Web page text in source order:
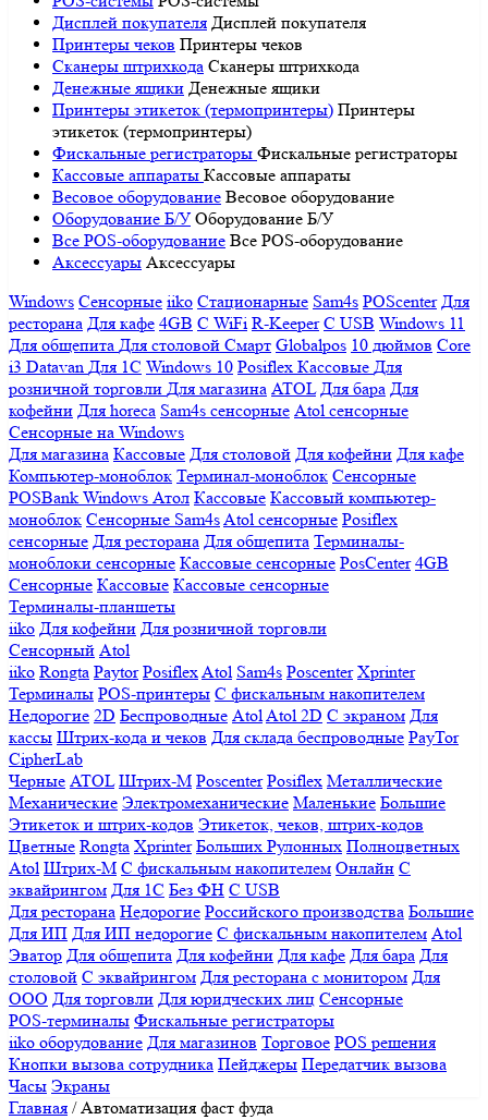
Дисплей покупателя Дисплей покупателя
Принтеры чеков Принтеры чеков
Сканеры штрихкода Сканеры штрихкода
Денежные ящики Денежные ящики
Принтеры этикеток (термопринтеры) Принтеры
этикеток (термопринтеры)
Фискальные регистраторы Фискальные регистраторы
Кассовые аппараты Кассовые аппараты
Весовое оборудование Весовое оборудование
Оборудование Б/У Оборудование Б/У
Все POS-оборудование Все POS-оборудование
Аксессуары Аксессуары
Windows Сенсорные iiko Стационарные Sam4s POScenter Для
ресторана Для кафе 4GB С WiFi R-Keeper С USB Windows 11
Для общепита Для столовой Смарт Globalpos 10 дюймов Core
i3 Datavan Для 1С Windows 10 Posiflex Кассовые Для
розничной торговли Для магазина ATOL Для бара Для
кофейни Для horeca Sam4s сенсорные Atol сенсорные
Сенсорные на Windows
Для магазина Кассовые Для столовой Для кофейни Для кафе
Компьютер-моноблок Терминал-моноблок Сенсорные
POSBank Windows Атол Кассовые Кассовый компьютер-
моноблок Сенсорные Sam4sAtol сенсорные Posiflex
сенсорные Для ресторана Для общепита Терминалы-
моноблоки сенсорные Кассовые сенсорные PosCenter 4GB
Сенсорные Кассовые Кассовые сенсорные
Терминалы-планшеты
iiko Для кофейни Для розничной торговли
Сенсорный Atol
iiko Rongta Paytor PosiflexAtol Sam4s Poscenter Xprinter
Терминалы POS-принтеры С фискальным накопителем
Недорогие 2D Беспроводные AtolAtol 2D С экраном Для
кассы Штрих-кода и чеков Для склада беспроводные PayTor
CipherLab
Черные ATOL Штрих-М Poscenter Posiflex Металлические
Механические Электромеханические Маленькие Большие
Этикеток и штрих-кодов Этикеток, чеков, штрих-кодов
Цветные Rongta Xprinter Больших Рулонных Полноцветных
Atol Штрих-М С фискальным накопителем Онлайн С
эквайрингом Для 1С Без ФН С USB
Для ресторана Недорогие Российского производства Большие
Для ИП Для ИП недорогие С фискальным накопителем Atol
Эватор Для общепита Для кофейни Для кафе Для бара Для
столовой С эквайрингом Для ресторана с монитором Для
ООО Для торговли Для юридческих лиц Сенсорные
POS-терминалы Фискальные регистраторы
iiko оборудование Для магазинов Торговое POS решения
Кнопки вызова сотрудника Пейджеры Передатчик вызова
Часы Экраны
Главная /Автоматизация фаст фуда